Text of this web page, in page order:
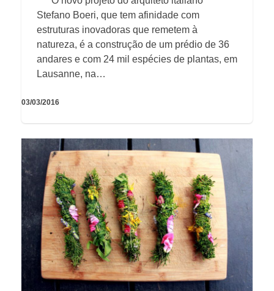
Stefano Boeri, que tem afinidade com
estruturas inovadoras que remetem à
natureza, é a construção de um prédio de 36
andares e com 24 mil espécies de plantas, em
Lausanne, na…
03/03/2016